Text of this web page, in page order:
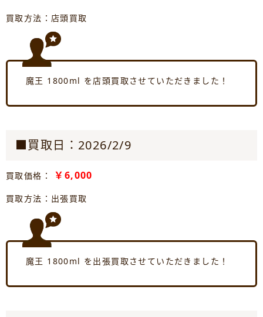
買取方法：店頭買取
魔王 1800ml を店頭買取させていただきました！
■買取日：2026/2/9
買取価格： ￥6,000
買取方法：出張買取
魔王 1800ml を出張買取させていただきました！